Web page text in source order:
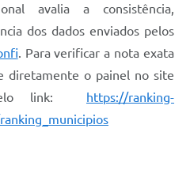
avalia a consistência,
dos dados enviados pelos
. Para verificar a nota exata
diretamente o painel no site
link: https://ranking-